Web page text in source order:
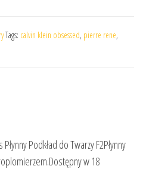
Tags: calvin klein obsessed, pierre rene,
Podkład do Twarzy F2Płynny
w 18